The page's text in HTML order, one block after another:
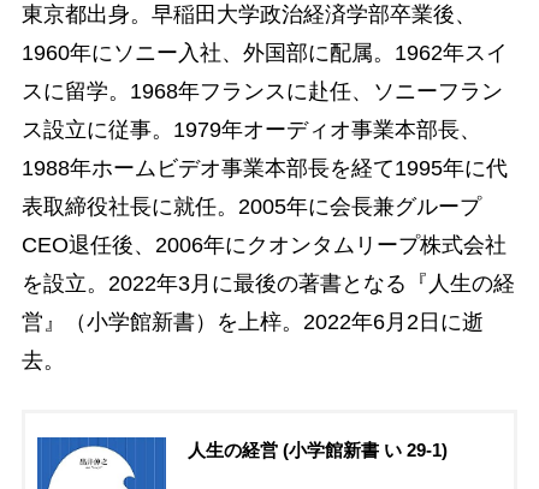
東京都出身。早稲田大学政治経済学部卒業後、
1960年にソニー入社、外国部に配属。1962年スイ
スに留学。1968年フランスに赴任、ソニーフラン
ス設立に従事。1979年オーディオ事業本部長、
1988年ホームビデオ事業本部長を経て1995年に代
表取締役社長に就任。2005年に会長兼グループ
CEO退任後、2006年にクオンタムリープ株式会社
を設立。2022年3月に最後の著書となる『人生の経
営』（小学館新書）を上梓。2022年6月2日に逝
去。
人生の経営 (小学館新書 い 29-1)